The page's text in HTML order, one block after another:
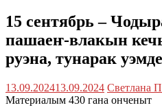
15 сентябрь –
пашаеҥ-влакын
руэна, тунарак
13.09.202413.09.2024 Светлана
Материалым 430 гана онченыт